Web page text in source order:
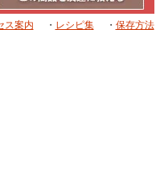
ス案内 ・ レシピ集・ 保存方法